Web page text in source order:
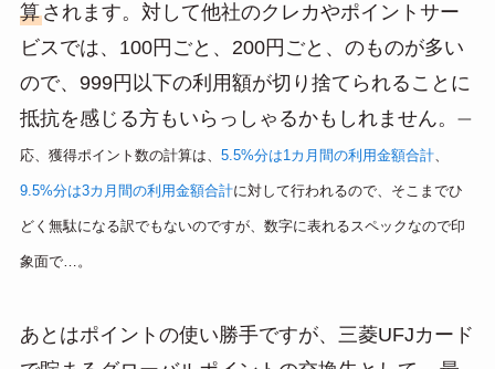
算されます。対して他社のクレカやポイントサー
ビスでは、100円ごと、200円ごと、のものが多い
ので、999円以下の利用額が切り捨てられることに
抵抗を感じる方もいらっしゃるかもしれません。
一
応、獲得ポイント数の計算は、 5.5%分は1カ月間の利用金額合計、
9.5%分は3カ月間の利用金額合計に対して行われるので、そこまでひ
どく無駄になる訳でもないのですが、数字に表れるスペックなので印
象面で…。
あとはポイントの使い勝手ですが、三菱UFJカード